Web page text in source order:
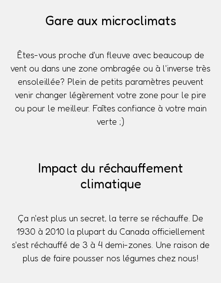
Gare aux microclimats
Êtes-vous proche d'un fleuve avec beaucoup de
vent ou dans une zone ombragée ou à l'inverse très
ensoleillée? Plein de petits paramètres peuvent
venir changer légèrement votre zone pour le pire
ou pour le meilleur. Faîtes confiance à votre main
verte ;)
Impact du réchauffement
climatique
Ça n'est plus un secret, la terre se réchauffe. De
1930 à 2010 la plupart du Canada officiellement
s'est réchauffé de 3 à 4 demi-zones. Une raison de
plus de faire pousser nos légumes chez nous!